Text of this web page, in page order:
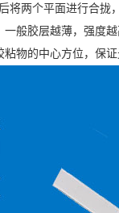
将两个平面进行合拢
般胶层越薄，强度越
物的中心方位，保